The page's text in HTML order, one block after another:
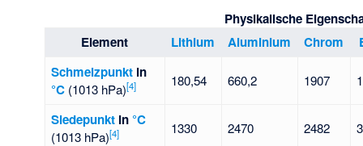
Physikalische
Element
Lithium Aluminium Chrom
Schmelzpunkt in
°C (1013 hPa)[4] 180,54 660,2 1907
Siedepunkt in °C
(1013 hPa)[4] 1330 2470 2482